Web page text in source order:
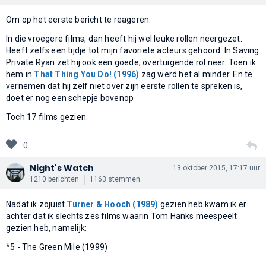
Om op het eerste bericht te reageren.
In die vroegere films, dan heeft hij wel leuke rollen neergezet.
Heeft zelfs een tijdje tot mijn favoriete acteurs gehoord. In Saving
Private Ryan zet hij ook een goede, overtuigende rol neer. Toen ik
hem in That Thing You Do! (1996) zag werd het al minder. En te
vernemen dat hij zelf niet over zijn eerste rollen te spreken is,
doet er nog een schepje bovenop
Toch 17 films gezien.
0
Night's Watch
1210 berichten 1163 stemmen
13 oktober 2015, 17:17 uur
Nadat ik zojuist Turner & Hooch (1989) gezien heb kwam ik er
achter dat ik slechts zes films waarin Tom Hanks meespeelt
gezien heb, namelijk:
*5 - The Green Mile (1999)